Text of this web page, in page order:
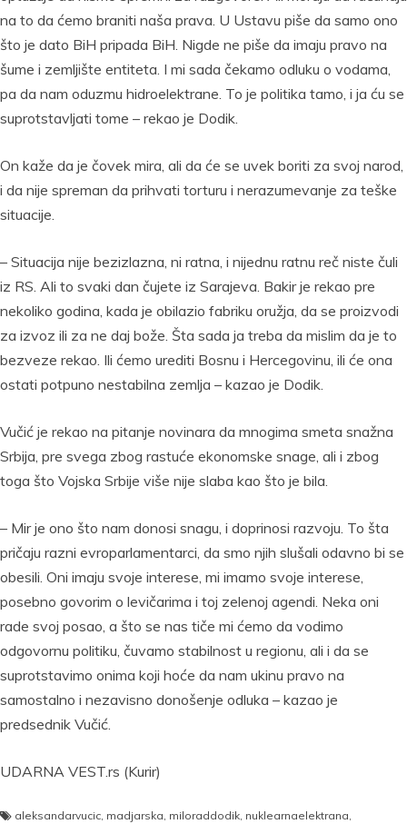
na to da ćemo braniti naša prava. U Ustavu piše da samo ono
što je dato BiH pripada BiH. Nigde ne piše da imaju pravo na
šume i zemljište entiteta. I mi sada čekamo odluku o vodama,
pa da nam oduzmu hidroelektrane. To je politika tamo, i ja ću se
suprotstavljati tome – rekao je Dodik.
On kaže da je čovek mira, ali da će se uvek boriti za svoj narod,
i da nije spreman da prihvati torturu i nerazumevanje za teške
situacije.
– Situacija nije bezizlazna, ni ratna, i nijednu ratnu reč niste čuli
iz RS. Ali to svaki dan čujete iz Sarajeva. Bakir je rekao pre
nekoliko godina, kada je obilazio fabriku oružja, da se proizvodi
za izvoz ili za ne daj bože. Šta sada ja treba da mislim da je to
bezveze rekao. Ili ćemo urediti Bosnu i Hercegovinu, ili će ona
ostati potpuno nestabilna zemlja – kazao je Dodik.
Vučić je rekao na pitanje novinara da mnogima smeta snažna
Srbija, pre svega zbog rastuće ekonomske snage, ali i zbog
toga što Vojska Srbije više nije slaba kao što je bila.
– Mir je ono što nam donosi snagu, i doprinosi razvoju. To šta
pričaju razni evroparlamentarci, da smo njih slušali odavno bi se
obesili. Oni imaju svoje interese, mi imamo svoje interese,
posebno govorim o levičarima i toj zelenoj agendi. Neka oni
rade svoj posao, a što se nas tiče mi ćemo da vodimo
odgovornu politiku, čuvamo stabilnost u regionu, ali i da se
suprotstavimo onima koji hoće da nam ukinu pravo na
samostalno i nezavisno donošenje odluka – kazao je
predsednik Vučić.
UDARNA VEST.rs (Kurir)
aleksandarvucic, madjarska, miloraddodik, nuklearnaelektrana,